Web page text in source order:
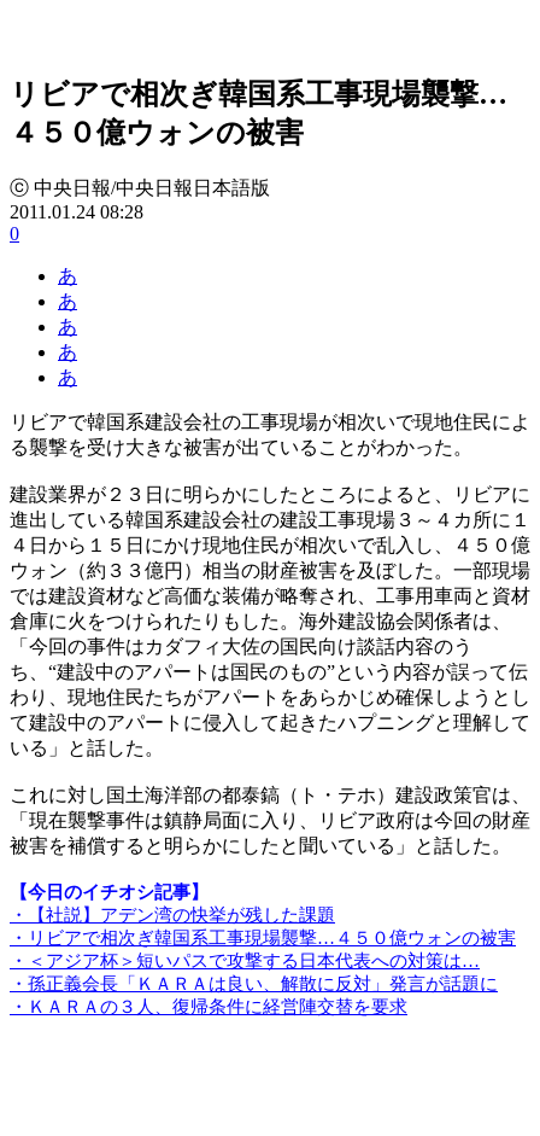
リビアで相次ぎ韓国系工事現場襲撃…
４５０億ウォンの被害
ⓒ 中央日報/中央日報日本語版
2011.01.24 08:28
0
あ
あ
あ
あ
あ
リビアで韓国系建設会社の工事現場が相次いで現地住民によ
る襲撃を受け大きな被害が出ていることがわかった。
建設業界が２３日に明らかにしたところによると、リビアに
進出している韓国系建設会社の建設工事現場３～４カ所に１
４日から１５日にかけ現地住民が相次いで乱入し、４５０億
ウォン（約３３億円）相当の財産被害を及ぼした。一部現場
では建設資材など高価な装備が略奪され、工事用車両と資材
倉庫に火をつけられたりもした。海外建設協会関係者は、
「今回の事件はカダフィ大佐の国民向け談話内容のう
ち、“建設中のアパートは国民のもの”という内容が誤って伝
わり、現地住民たちがアパートをあらかじめ確保しようとし
て建設中のアパートに侵入して起きたハプニングと理解して
いる」と話した。
これに対し国土海洋部の都泰鎬（ト・テホ）建設政策官は、
「現在襲撃事件は鎮静局面に入り、リビア政府は今回の財産
被害を補償すると明らかにしたと聞いている」と話した。
【今日のイチオシ記事】
・【社説】アデン湾の快挙が残した課題
・リビアで相次ぎ韓国系工事現場襲撃…４５０億ウォンの被害
・＜アジア杯＞短いパスで攻撃する日本代表への対策は…
・孫正義会長「ＫＡＲＡは良い、解散に反対」発言が話題に
・ＫＡＲＡの３人、復帰条件に経営陣交替を要求